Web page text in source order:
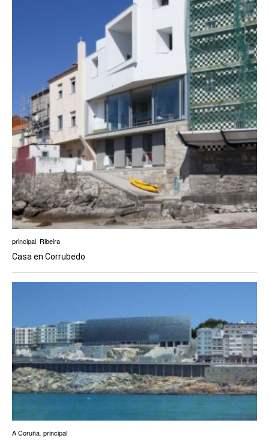
principal Ribeira
Casa en Corrubedo
A Coruña principal